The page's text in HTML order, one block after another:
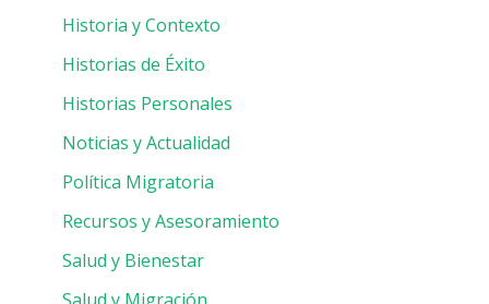
Historia y Contexto
Historias de Éxito
Historias Personales
Noticias y Actualidad
Política Migratoria
Recursos y Asesoramiento
Salud y Bienestar